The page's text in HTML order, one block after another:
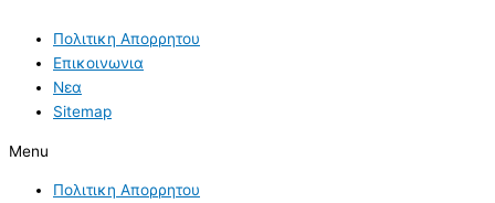
Πολιτικη Απορρητου
Επικοινωνια
Νεα
Sitemap
Menu
Πολιτικη Απορρητου